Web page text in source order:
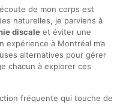
de mon corps est
naturelles, je parviens à
discaleet éviter une
à Montréal m’a
alternatives pour gérer
chacun à explorer ces
fréquente qui touche de